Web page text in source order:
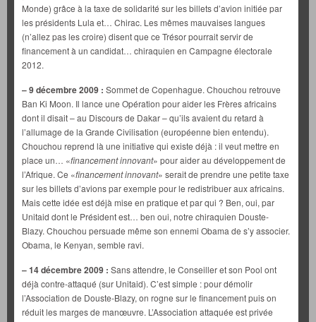
Monde) grâce à la taxe de solidarité sur les billets d’avion initiée par
les présidents Lula et… Chirac. Les mêmes mauvaises langues
(n’allez pas les croire) disent que ce Trésor pourrait servir de
financement à un candidat… chiraquien en Campagne électorale
2012.
– 9 décembre 2009 : Sommet de Copenhague. Chouchou retrouve
Ban Ki Moon. Il lance une Opération pour aider les Frères africains
dont il disait – au Discours de Dakar – qu’ils avaient du retard à
l’allumage de la Grande Civilisation (européenne bien entendu).
Chouchou reprend là une initiative qui existe déjà : il veut mettre en
place un… «financement innovant» pour aider au développement de
l’Afrique. Ce «financement innovant» serait de prendre une petite taxe
sur les billets d’avions par exemple pour le redistribuer aux africains.
Mais cette idée est déjà mise en pratique et par qui ? Ben, oui, par
Unitaid dont le Président est… ben oui, notre chiraquien Douste-
Blazy. Chouchou persuade même son ennemi Obama de s’y associer.
Obama, le Kenyan, semble ravi.
– 14 décembre 2009 : Sans attendre, le Conseiller et son Pool ont
déjà contre-attaqué (sur Unitaid). C’est simple : pour démolir
l’Association de Douste-Blazy, on rogne sur le financement puis on
réduit les marges de manœuvre. L’Association attaquée est privée